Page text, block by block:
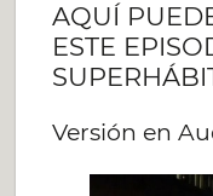
AQUÍ
ESTE
Versión en